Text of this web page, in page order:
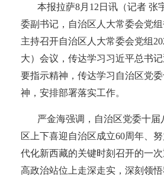
本报拉萨8月12日讯（记者 张
委副书记，自治区人大常委会党
主持召开自治区人大常委会党组
大）会议，传达学习习近平总书
要指示精神，传达学习自治区党
神，安排部署落实工作。
严金海强调，自治区党委十届
区上下喜迎自治区成立60周年、
代化新西藏的关键时刻召开的一
高政治站位上走深走实，深刻领